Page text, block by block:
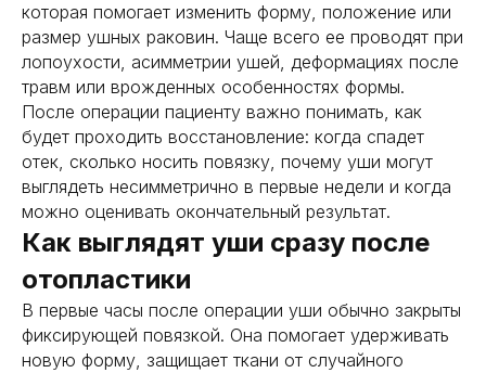
получить консультацию
получить консультацию
которая помогает изменить форму, положение или
размер ушных раковин. Чаще всего ее проводят при
лопоухости, асимметрии ушей, деформациях после
травм или врожденных особенностях формы.
После операции пациенту важно понимать, как
будет проходить восстановление: когда спадет
отек, сколько носить повязку, почему уши могут
выглядеть несимметрично в первые недели и когда
можно оценивать окончательный результат.
Как выглядят уши сразу после
отопластики
В первые часы после операции уши обычно закрыты
фиксирующей повязкой. Она помогает удерживать
новую форму, защищает ткани от случайного